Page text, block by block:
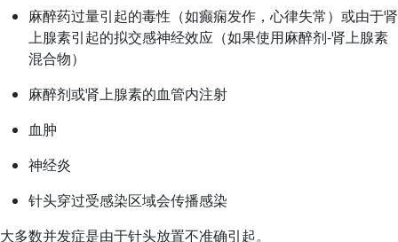
麻醉药过量引起的毒性（如癫痫发作，心律失常）或由于肾
上腺素引起的拟交感神经效应（如果使用麻醉剂-肾上腺素
混合物）
麻醉剂或肾上腺素的血管内注射
血肿
神经炎
针头穿过受感染区域会传播感染
大多数并发症是由于针头放置不准确引起。